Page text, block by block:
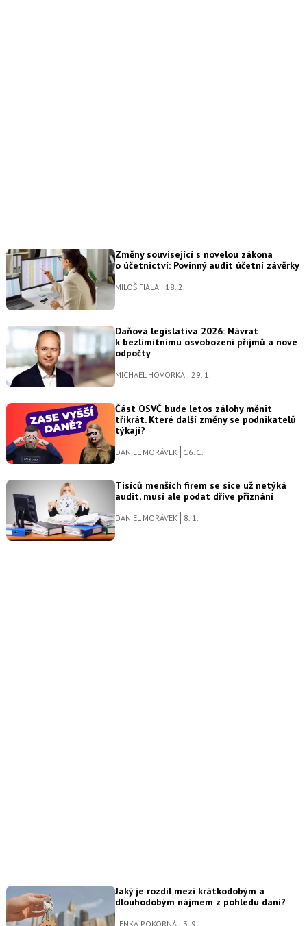
Změny související s novelou zákona
o účetnictví: Povinný audit účetní závěrky
MILOŠ FIALA 18. 2.
Daňová legislativa 2026: Návrat
k bezlimitnímu osvobození příjmů a nové
odpočty
MICHAEL HOVORKA 29. 1.
Část OSVČ bude letos zálohy měnit
třikrát. Které další změny se podnikatelů
týkají?
DANIEL MORÁVEK 16. 1.
Tisíců menších firem se sice už netýká
audit, musí ale podat dříve přiznání
DANIEL MORÁVEK 8. 1.
Jaký je rozdíl mezi krátkodobým a
dlouhodobým nájmem z pohledu daní?
LENKA POKORNÁ 3. 9.